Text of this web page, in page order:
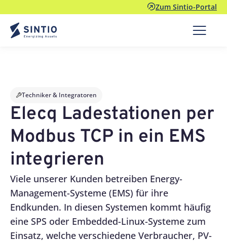
Zum Sintio-Portal
Techniker & Integratoren
Elecq Ladestationen per
Modbus TCP in ein EMS
integrieren
Viele unserer Kunden betreiben Energy-
Management-Systeme (EMS) für ihre
Endkunden. In diesen Systemen kommt häufig
eine SPS oder Embedded-Linux-Systeme zum
Einsatz, welche verschiedene Verbraucher, PV-